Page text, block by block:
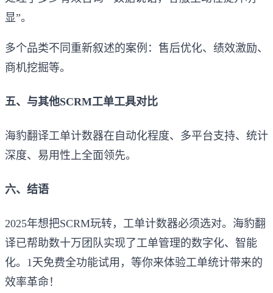
显”。
多个品类不同重新叙述的案例：售后优化、绩效激励、
商机挖掘等。
五、与其他SCRM工单工具对比
海豹翻译工单计数器在自动化程度、多平台支持、统计
深度、易用性上全面领先。
六、结语
2025年想把SCRM玩转，工单计数器必须选对。海豹翻
译已帮助数十万团队实现了工单管理的数字化、智能
化。1天免费全功能试用，等你来体验工单统计带来的
效率革命！